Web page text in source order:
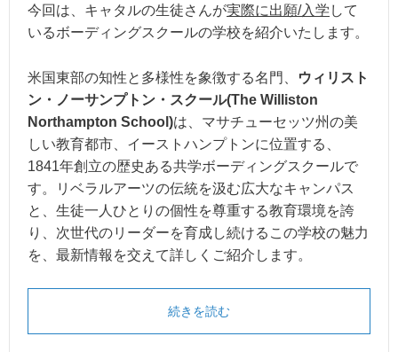
今回は、キャタルの生徒さんが実際に出願/入学 して
いるボーディングスクールの学校を紹介いたします。
米国東部の知性と多様性を象徴する名門、
ウィリスト
ン・ノーサンプトン・スクール(The Williston
Northampton School)は、マサチューセッツ州の美
しい教育都市、イーストハンプトンに位置する、
1841年創立の歴史ある共学ボーディングスクールで
す。リベラルアーツの伝統を汲む広大なキャンパス
と、生徒一人ひとりの個性を尊重する教育環境を誇
り、次世代のリーダーを育成し続けるこの学校の魅力
を、最新情報を交えて詳しくご紹介します。
続きを読む